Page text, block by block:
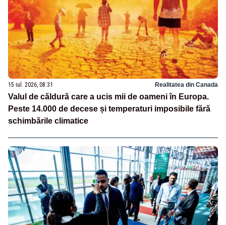
15 iul. 2026, 08:31 Realitatea din Canada
Valul de căldură care a ucis mii de oameni în Europa.
Peste 14.000 de decese și temperaturi imposibile fără
schimbările climatice